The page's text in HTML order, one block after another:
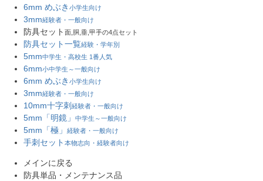
6mm めぶき 小学生向け
3mm経験者・一般向け
防具セット 面,胴,垂,甲手の4点セット
防具セット一覧経験・学年別
5mm中学生・高校生 1番人気
6mm小中学生～一般向け
6mm めぶき 小学生向け
3mm経験者・一般向け
10mm十字刺 経験者・一般向け
5mm「明鏡」 中学生～一般向け
5mm「極」 経験者・一般向け
手刺セット 本物志向・経験者向け
メインに戻る
防具単品・メンテナンス品